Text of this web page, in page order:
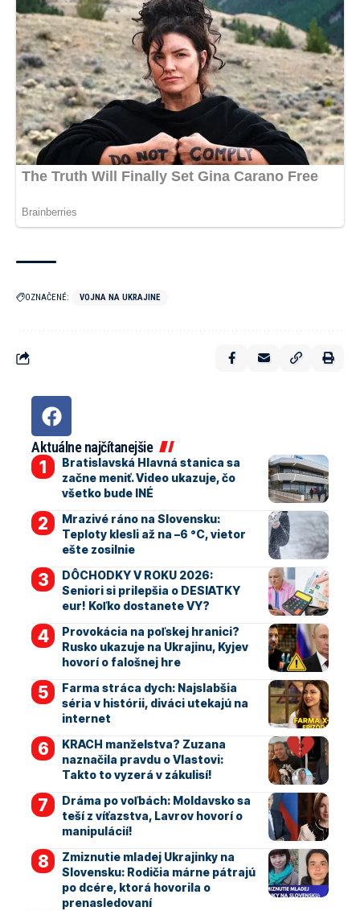
OZNAČENÉ: VOJNA NA UKRAJINE
Aktuálne najčítanejšie
Bratislavská Hlavná stanica sa
začne meniť. Video ukazuje, čo
všetko bude INÉ
Mrazivé ráno na Slovensku:
Teploty klesli až na –6 °C, vietor
ešte zosilnie
DÔCHODKY V ROKU 2026:
Seniori si prilepšia o DESIATKY
eur! Koľko dostanete VY?
Provokácia na poľskej hranici?
Rusko ukazuje na Ukrajinu, Kyjev
hovorí o falošnej hre
Farma stráca dych: Najslabšia
séria v histórii, diváci utekajú na
internet
KRACH manželstva? Zuzana
naznačila pravdu o Vlastovi:
Takto to vyzerá v zákulisí!
Dráma po voľbách: Moldavsko sa
teší z víťazstva, Lavrov hovorí o
manipulácií!
Zmiznutie mladej Ukrajinky na
Slovensku: Rodičia márne pátrajú
po dcére, ktorá hovorila o
prenasledovaní